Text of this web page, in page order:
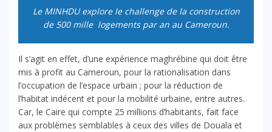
Le MINHDU explore le challenge de la construction
de 500 mille logements par an au Cameroun.
Il s’agit en effet, d’une expérience maghrébine qui doit être
mis à profit au Cameroun, pour la rationalisation dans
l’occupation de l’espace urbain ; pour la réduction de
l’habitat indécent et pour la mobilité urbaine, entre autres.
Car, le Caire qui compte 25 millions d’habitants, fait face
aux problèmes semblables à ceux des villes de Douala et